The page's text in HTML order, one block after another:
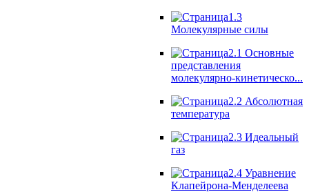
1.3
Молекулярные силы
2.1 Основные
представления
молекулярно-кинетическо...
2.2 Абсолютная
температура
2.3 Идеальный
газ
2.4 Уравнение
Клапейрона-Менделеева